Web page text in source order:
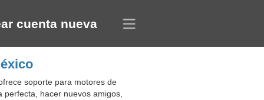
cuenta nueva
soporte para motores de
hacer nuevos amigos,